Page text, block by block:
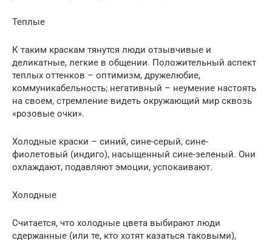
Теплые
К таким краскам тянутся люди отзывчивые и
деликатные, легкие в общении. Положительный аспект
теплых оттенков – оптимизм, дружелюбие,
коммуникабельность; негативный – неумение настоять
на своем, стремление видеть окружающий мир сквозь
«розовые очки».
Холодные краски – синий, сине-серый, сине-
фиолетовый (индиго), насыщенный сине-зеленый. Они
охлаждают, подавляют эмоции, успокаивают.
Холодные
Считается, что холодные цвета выбирают люди
сдержанные (или те, кто хотят казаться таковыми),